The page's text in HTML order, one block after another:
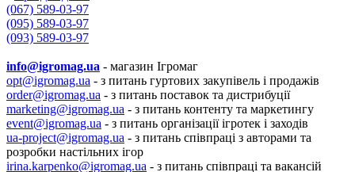
(067) 589-03-97
(095) 589-03-97
(093) 589-03-97
info@igromag.ua - магазин Ігромаг
opt@igromag.ua - з питань гуртових закупівель і продажів
order@igromag.ua - з питань поставок та дистрибуції
marketing@igromag.ua - з питань контенту та маркетингу
event@igromag.ua - з питань організації ігротек і заходів
ua-project@igromag.ua - з питань співпраці з авторами та
розробки настільних ігор
irina.karpenko@igromag.ua - з питань співпраці та вакансій